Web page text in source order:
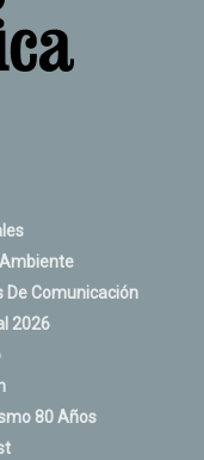
De Comunicación
2026
80 Años